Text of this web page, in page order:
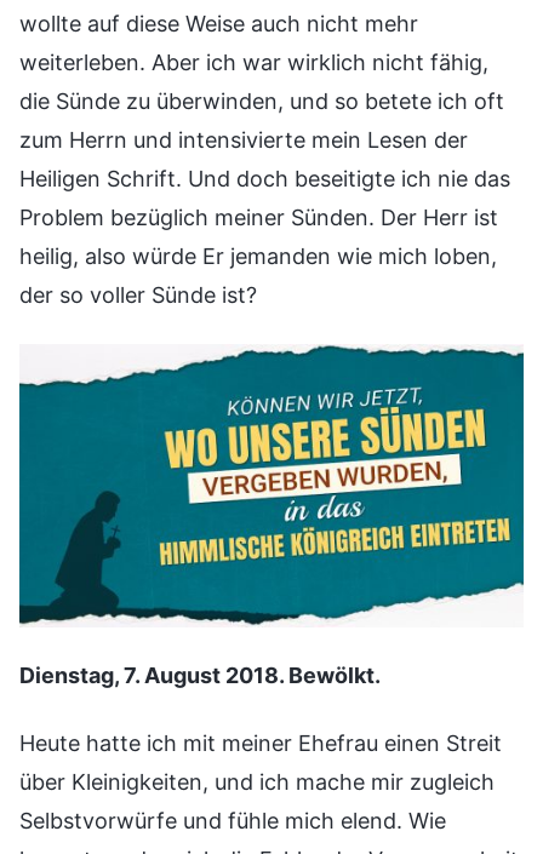
wollte auf diese Weise auch nicht mehr
weiterleben. Aber ich war wirklich nicht fähig,
die Sünde zu überwinden, und so betete ich oft
zum Herrn und intensivierte mein Lesen der
Heiligen Schrift. Und doch beseitigte ich nie das
Problem bezüglich meiner Sünden. Der Herr ist
heilig, also würde Er jemanden wie mich loben,
der so voller Sünde ist?
Dienstag, 7. August 2018. Bewölkt.
Heute hatte ich mit meiner Ehefrau einen Streit
über Kleinigkeiten, und ich mache mir zugleich
Selbstvorwürfe und fühle mich elend. Wie